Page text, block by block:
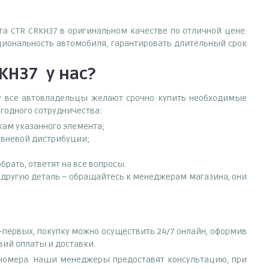
CRKH37 в оригинальном качестве по отличной цене.
автомобиля, гарантировать длительный срок
у нас?
все автовладельцы желают срочно купить необходимые
сотрудничества:
указанного элемента;
дистрибуции;
ответят на все вопросы.
другую деталь – обращайтесь к менеджерам магазина, они
покупку можно осуществить 24/7 онлайн, оформив
оплаты и доставки.
Наши менеджеры предоставят консультацию, при